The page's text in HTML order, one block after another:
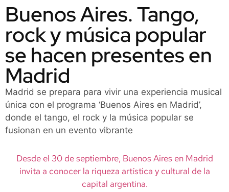
Buenos Aires. Tango,
rock y música popular
se hacen presentes en
Madrid
Madrid se prepara para vivir una experiencia musical
única con el programa ‘Buenos Aires en Madrid’,
donde el tango, el rock y la música popular se
fusionan en un evento vibrante
Desde el 30 de septiembre, Buenos Aires en Madrid
invita a conocer la riqueza artística y cultural de la
capital argentina.